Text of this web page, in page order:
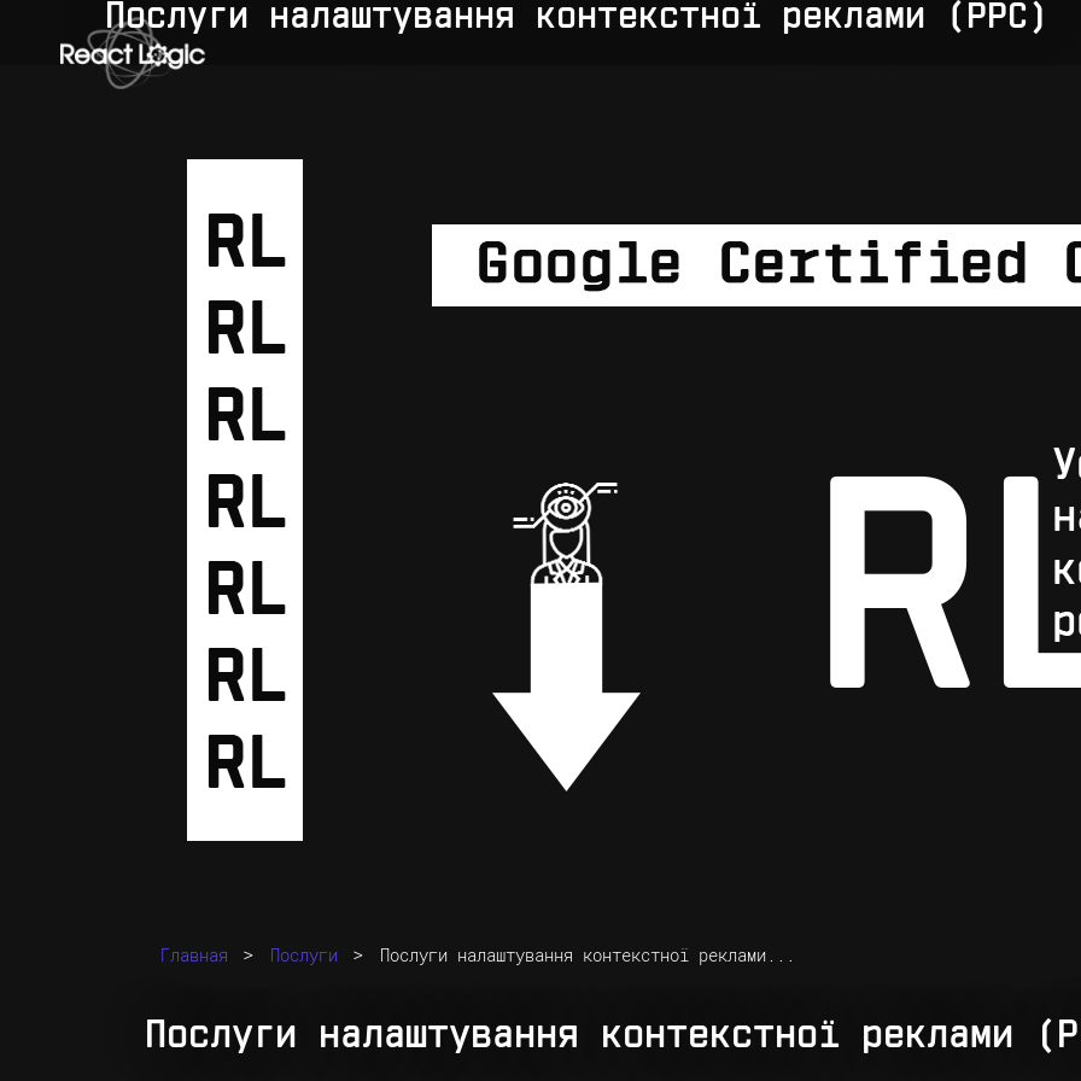
Skip to contentПослуги налаштування контекстної реклами (PPC)
Главная > Послуги > Послуги налаштування контекстної реклами...
Послуги налаштування контекстної реклами